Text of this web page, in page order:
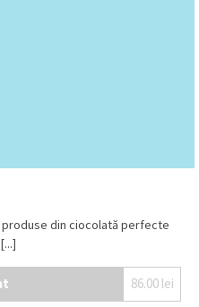
produse din ciocolată perfecte
86.00 lei